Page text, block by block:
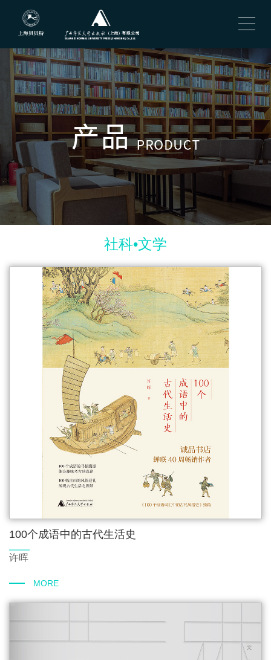
社科•文学
100个成语中的古代生活史
许晖
MORE